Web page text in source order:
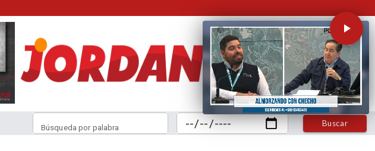
Buscar
Búsqueda por palabra